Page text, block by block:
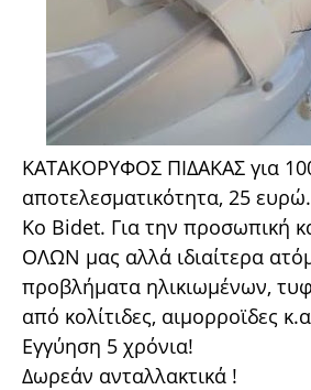
ΚΑΤΑΚΟΡΥΦΟΣ ΠΙΔΑΚΑΣ για
αποτελεσματικότητα, 25 ευρώ.
Ko Bidet. Για την προσωπική
ΟΛΩΝ μας αλλά ιδιαίτερα
προβλήματα ηλικιωμένων,
από κολίτιδες, αιμορροϊδες
Εγγύηση 5 χρόνια!
Δωρεάν ανταλλακτικά !